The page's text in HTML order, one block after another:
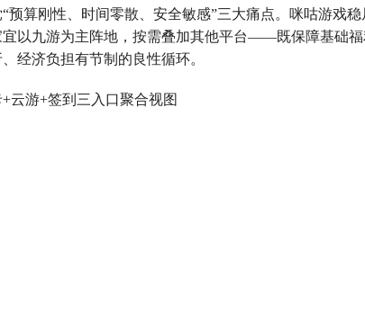
算刚性、时间零散、安全敏感”三大痛点。咪咕游戏稳
以九游为主阵地，按需叠加其他平台——既保障基础
经济负担有节制的良性循环。